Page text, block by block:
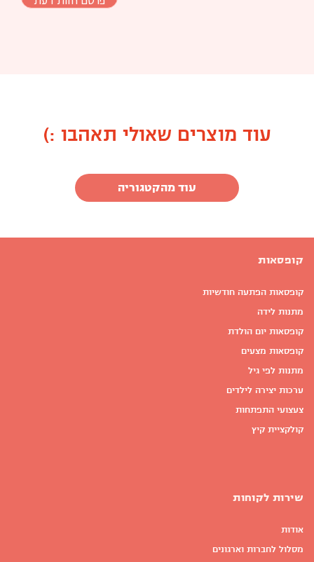
עוד מוצרים שאולי תאהבו :)
עוד מהקטגוריה
קופסאות
קופסאות הפתעה חודשיות
מתנות לידה
קופסאות יום הולדת
קופסאות מצעים
מתנות לפי גיל
ערכות יצירה לילדים
צעצועי התפתחות
קולקציית קיץ
שירות לקוחות
אודות
מסלול לחברות וארגונים